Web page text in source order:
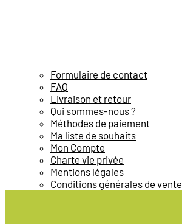
Formulaire de contact
FAQ
Livraison et retour
Qui sommes-nous ?
Méthodes de paiement
Ma liste de souhaits
Mon Compte
Charte vie privée
Mentions légales
Conditions générales de vente